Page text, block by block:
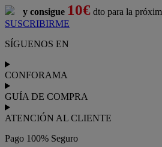
y consigue 10€ dto para la
SUSCRIBIRME
SÍGUENOS EN
CONFORAMA
GUÍA DE COMPRA
ATENCIÓN AL CLIENTE
Pago 100% Seguro